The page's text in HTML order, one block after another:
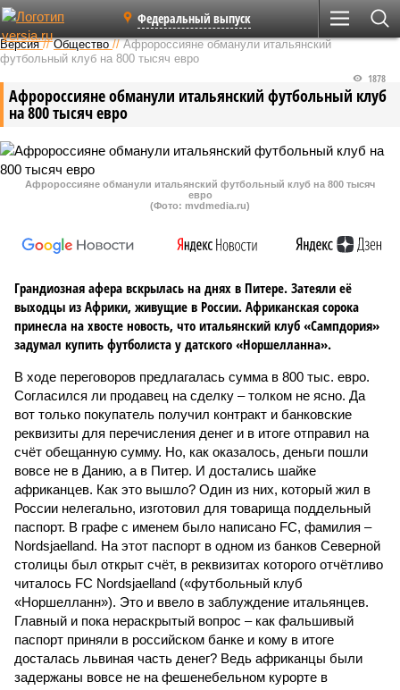
Федеральный выпуск
Версия //Общество //Афророссияне обманули итальянский
футбольный клуб на 800 тысяч евро
Афророссияне обманули итальянский футбольный клуб
на 800 тысяч евро
1878
Афророссияне обманули итальянский футбольный клуб на 800 тысяч
евро
(Фото: mvdmedia.ru)
Грандиозная афера вскрылась на днях в Питере. Затеяли её
выходцы из Африки, живущие в России. Африканская сорока
принесла на хвосте новость, что италь­янский клуб «Сампдория»
задумал купить футболиста у датского «Норшелланна».
В ходе переговоров предлагалась сумма в 800 тыс. евро.
Согласился ли продавец на сделку – толком не ясно. Да
вот только покупатель получил контракт и банковские
реквизиты для перечисления денег и в итоге отправил на
счёт обещанную сумму. Но, как оказалось, деньги пошли
вовсе не в Данию, а в Питер. И достались шайке
африканцев. Как это вышло? Один из них, который жил в
России нелегально, изготовил для товарища поддельный
паспорт. В графе с именем было написано FC, фамилия –
Nordsjaelland. На этот паспорт в одном из банков Северной
столицы был открыт счёт, в реквизитах которого отчётливо
читалось FC Nordsjaelland («футбольный клуб
«Норшелланн»). Это и ввело в заблуждение итальянцев.
Главный и пока нераскрытый вопрос – как фальшивый
паспорт приняли в российском банке и кому в итоге
досталась львиная часть денег? Ведь африканцы были
задержаны вовсе не на фешенебельном курорте в